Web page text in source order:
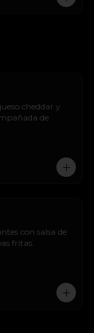
cheddar y
de
con salsa de
fritas.